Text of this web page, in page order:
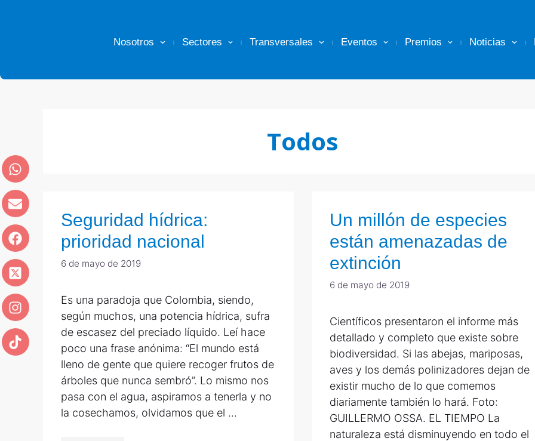
Nosotros Sectores Transversales Eventos Premios Noticias
Todos
Seguridad hídrica:
prioridad nacional
6 de mayo de 2019
Es una paradoja que Colombia, siendo,
según muchos, una potencia hídrica, sufra
de escasez del preciado líquido. Leí hace
poco una frase anónima: “El mundo está
lleno de gente que quiere recoger frutos de
árboles que nunca sembró”. Lo mismo nos
pasa con el agua, aspiramos a tenerla y no
la cosechamos, olvidamos que el …
Un millón de especies
están amenazadas de
extinción
6 de mayo de 2019
Científicos presentaron el informe más
detallado y completo que existe sobre
biodiversidad. Si las abejas, mariposas,
aves y los demás polinizadores dejan de
existir mucho de lo que comemos
diariamente también lo hará. Foto:
GUILLERMO OSSA. EL TIEMPO La
naturaleza está disminuyendo en todo el